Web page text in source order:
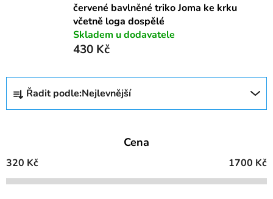
červené bavlněné triko Joma ke krku
včetně loga dospělé
Skladem u dodavatele
430 Kč
Ř
z
í
p
Řadit podle:Nejlevnější
Cena
320 Kč 1700 Kč